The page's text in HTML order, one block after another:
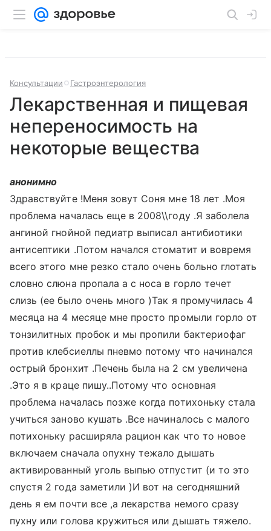
Консультации Гастроэнтерология
Лекарственная и пищевая
непереносимость на
некоторые вещества
анонимно
Здравствуйте !Меня зовут Соня мне 18 лет .Моя
проблема началась еще в 2008\\году .Я заболела
ангиной гнойной педиатр выписал антибиотики
антисептики .Потом начался стоматит и вовремя
всего этого мне резко стало очень больно глотать
словно слюна пропала а с носа в горло течет
слизь (ее было очень много )Так я промучилась 4
месяца на 4 месяце мне просто промыли горло от
тонзилитных пробок и мы пропили бактериофаг
против клебсиеллы пневмо потому что начинался
острый бронхит .Печень была на 2 см увеличена
.Это я в краце пишу..Потому что основная
проблема началась позже когда потихоньку стала
учиться заново кушать .Все начиналось с малого
потихоньку расширяла рацион как что то новое
включаем сначала опухну тежало дышать
активированный уголь выпью отпустит (и то это
спустя 2 года заметили )И вот на сегодняшний
день я ем почти все ,а лекарства немого сразу
пухну или голова кружиться или дышать тяжело.